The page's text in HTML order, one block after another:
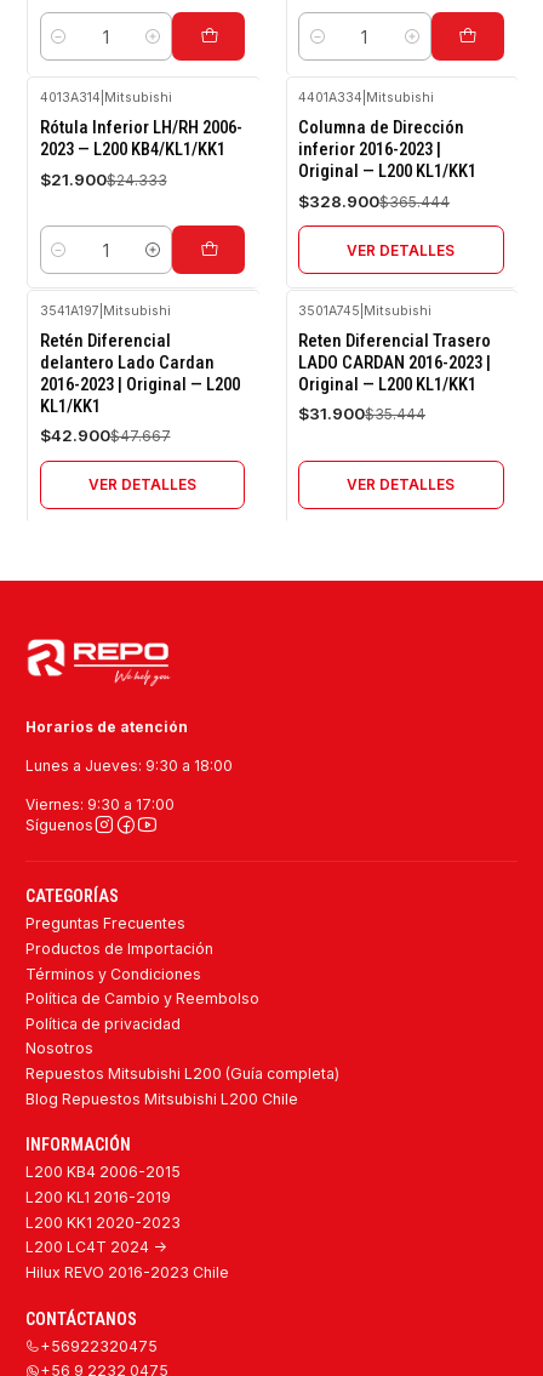
Cantidad Cantidad
-10%
OFF
4013A314 Mitsubishi
Rótula Inferior LH/RH 2006-
2023 — L200 KB4/KL1/KK1
$21.900$24.333
Cantidad
-10%
OFF
Agotado
4401A334 Mitsubishi
Columna de Dirección
inferior 2016-2023 |
Original — L200 KL1/KK1
$328.900$365.444
VER DETALLES
-10%
OFF
Agotado
3541A197 Mitsubishi
Retén Diferencial
delantero Lado Cardan
2016-2023 | Original — L200
KL1/KK1
$42.900$47.667
VER DETALLES
-10%
OFF
Agotado
3501A745 Mitsubishi
Reten Diferencial Trasero
LADO CARDAN 2016-2023 |
Original — L200 KL1/KK1
$31.900$35.444
VER DETALLES
Horarios de atención
Lunes a Jueves: 9:30 a 18:00
Viernes: 9:30 a 17:00
Síguenos
CATEGORÍAS
Preguntas Frecuentes
Productos de Importación
Términos y Condiciones
Política de Cambio y Reembolso
Política de privacidad
Nosotros
Repuestos Mitsubishi L200 (Guía completa)
Blog Repuestos Mitsubishi L200 Chile
INFORMACIÓN
L200 KB4 2006-2015
L200 KL1 2016-2019
L200 KK1 2020-2023
L200 LC4T 2024 ->
Hilux REVO 2016-2023 Chile
CONTÁCTANOS
+56922320475
+56 9 2232 0475